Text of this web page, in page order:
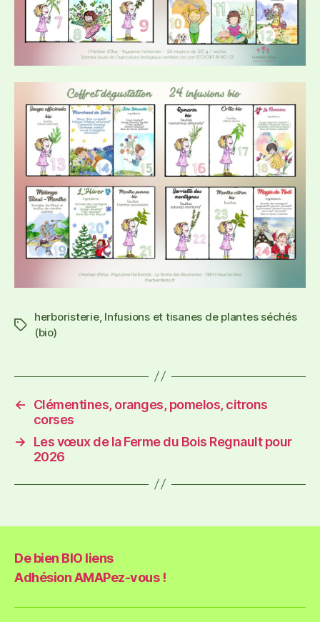
herboristerie, Infusions et tisanes de plantes séchés
(bio)
←
Clémentines, oranges, pomelos, citrons
corses
→
Les vœux de la Ferme du Bois Regnault pour
2026
De bien BIO liens
Adhésion AMAPez-vous !